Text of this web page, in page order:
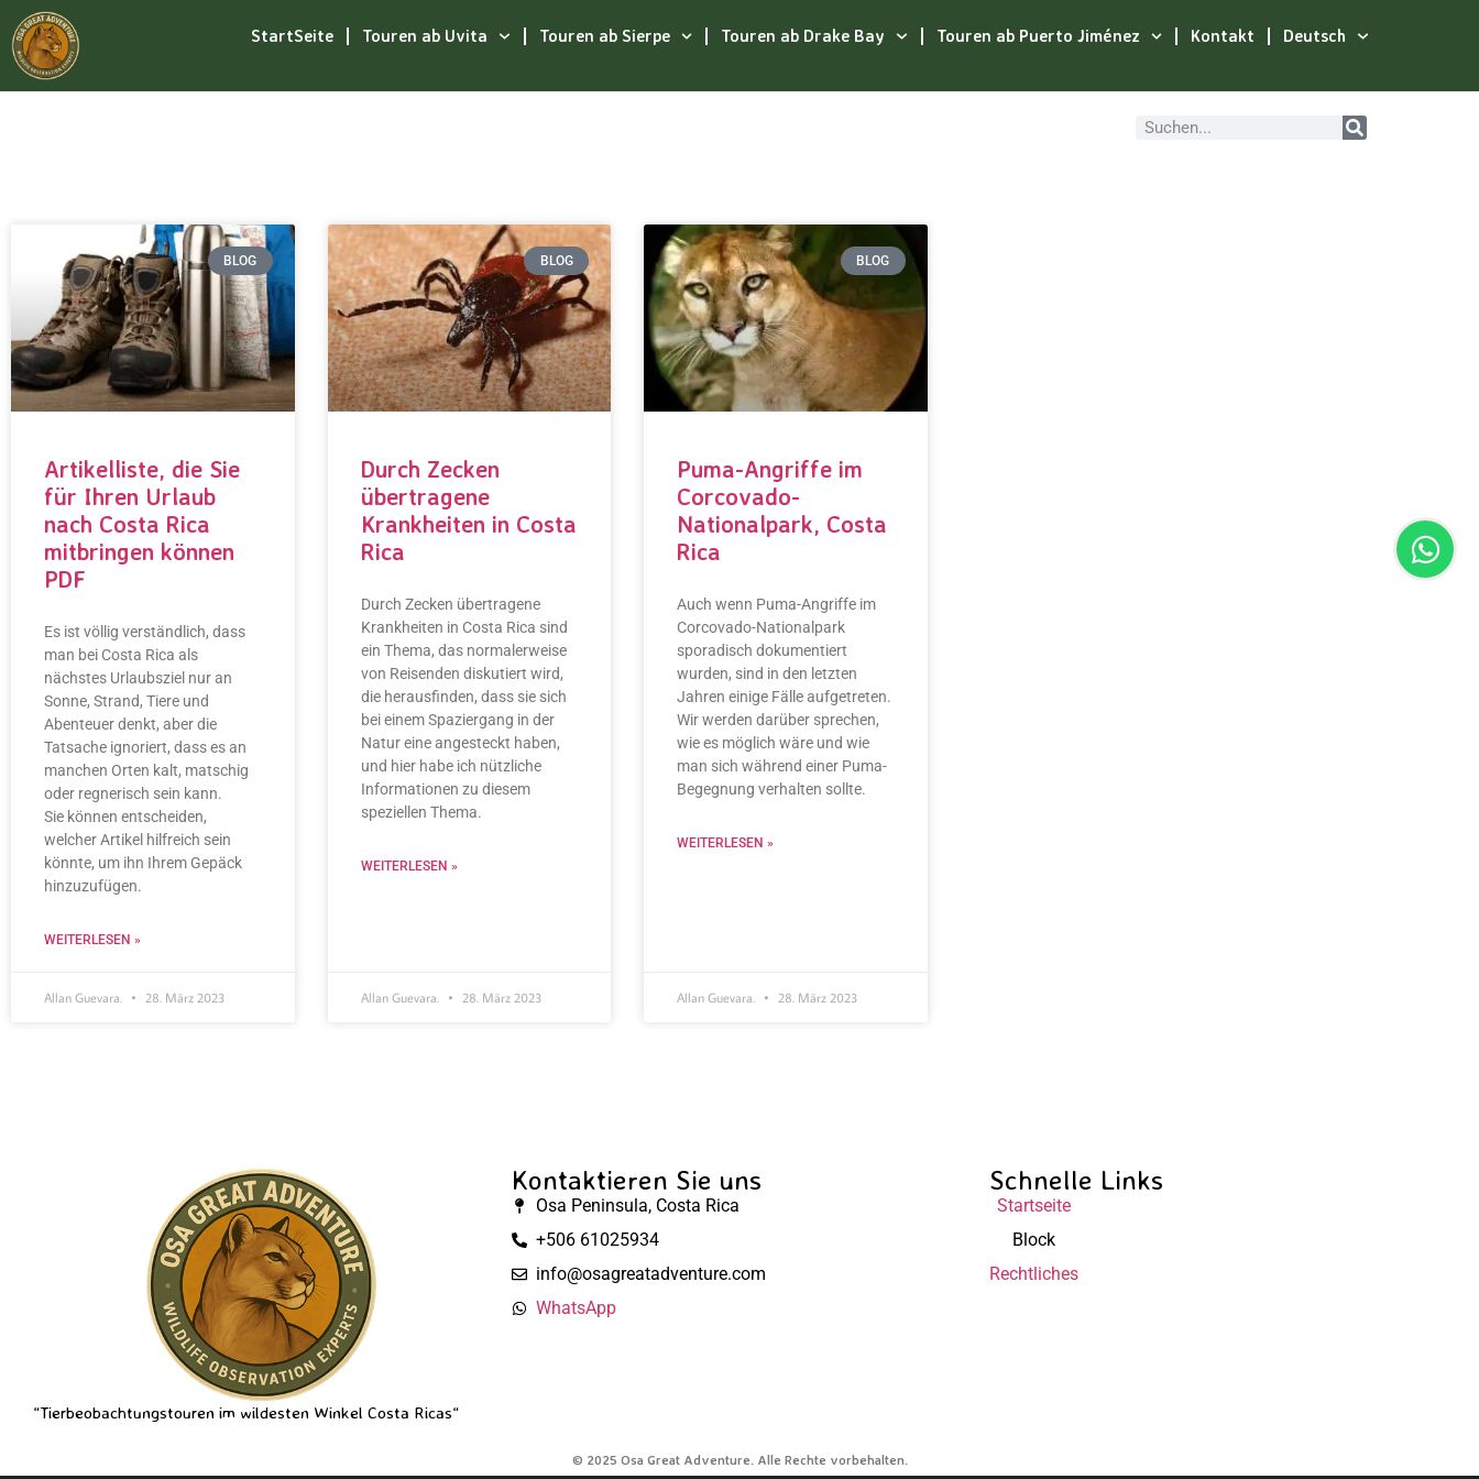
StartSeite Touren ab Uvita Touren ab Sierpe Touren ab Drake Bay Touren ab Puerto Jiménez Kontakt Deutsch
BLOG
Artikelliste, die Sie
für Ihren Urlaub
nach Costa Rica
mitbringen können
PDF
Es ist völlig verständlich, dass
man bei Costa Rica als
nächstes Urlaubsziel nur an
Sonne, Strand, Tiere und
Abenteuer denkt, aber die
Tatsache ignoriert, dass es an
manchen Orten kalt, matschig
oder regnerisch sein kann.
Sie können entscheiden,
welcher Artikel hilfreich sein
könnte, um ihn Ihrem Gepäck
hinzuzufügen.
WEITERLESEN »
Allan Guevara. 28. März 2023
BLOG
Durch Zecken
übertragene
Krankheiten in Costa
Rica
Durch Zecken übertragene
Krankheiten in Costa Rica sind
ein Thema, das normalerweise
von Reisenden diskutiert wird,
die herausfinden, dass sie sich
bei einem Spaziergang in der
Natur eine angesteckt haben,
und hier habe ich nützliche
Informationen zu diesem
speziellen Thema.
WEITERLESEN »
Allan Guevara. 28. März 2023
BLOG
Puma-Angriffe im
Corcovado-
Nationalpark, Costa
Rica
Auch wenn Puma-Angriffe im
Corcovado-Nationalpark
sporadisch dokumentiert
wurden, sind in den letzten
Jahren einige Fälle aufgetreten.
Wir werden darüber sprechen,
wie es möglich wäre und wie
man sich während einer Puma-
Begegnung verhalten sollte.
WEITERLESEN »
Allan Guevara. 28. März 2023
“Tierbeobachtungstouren im wildesten Winkel Costa Ricas“
Kontaktieren Sie uns
Osa Peninsula, Costa Rica
+506 61025934
info@osagreatadventure.com
WhatsApp
Schnelle Links
Startseite
Block
Rechtliches
© 2025 Osa Great Adventure. Alle Rechte vorbehalten.